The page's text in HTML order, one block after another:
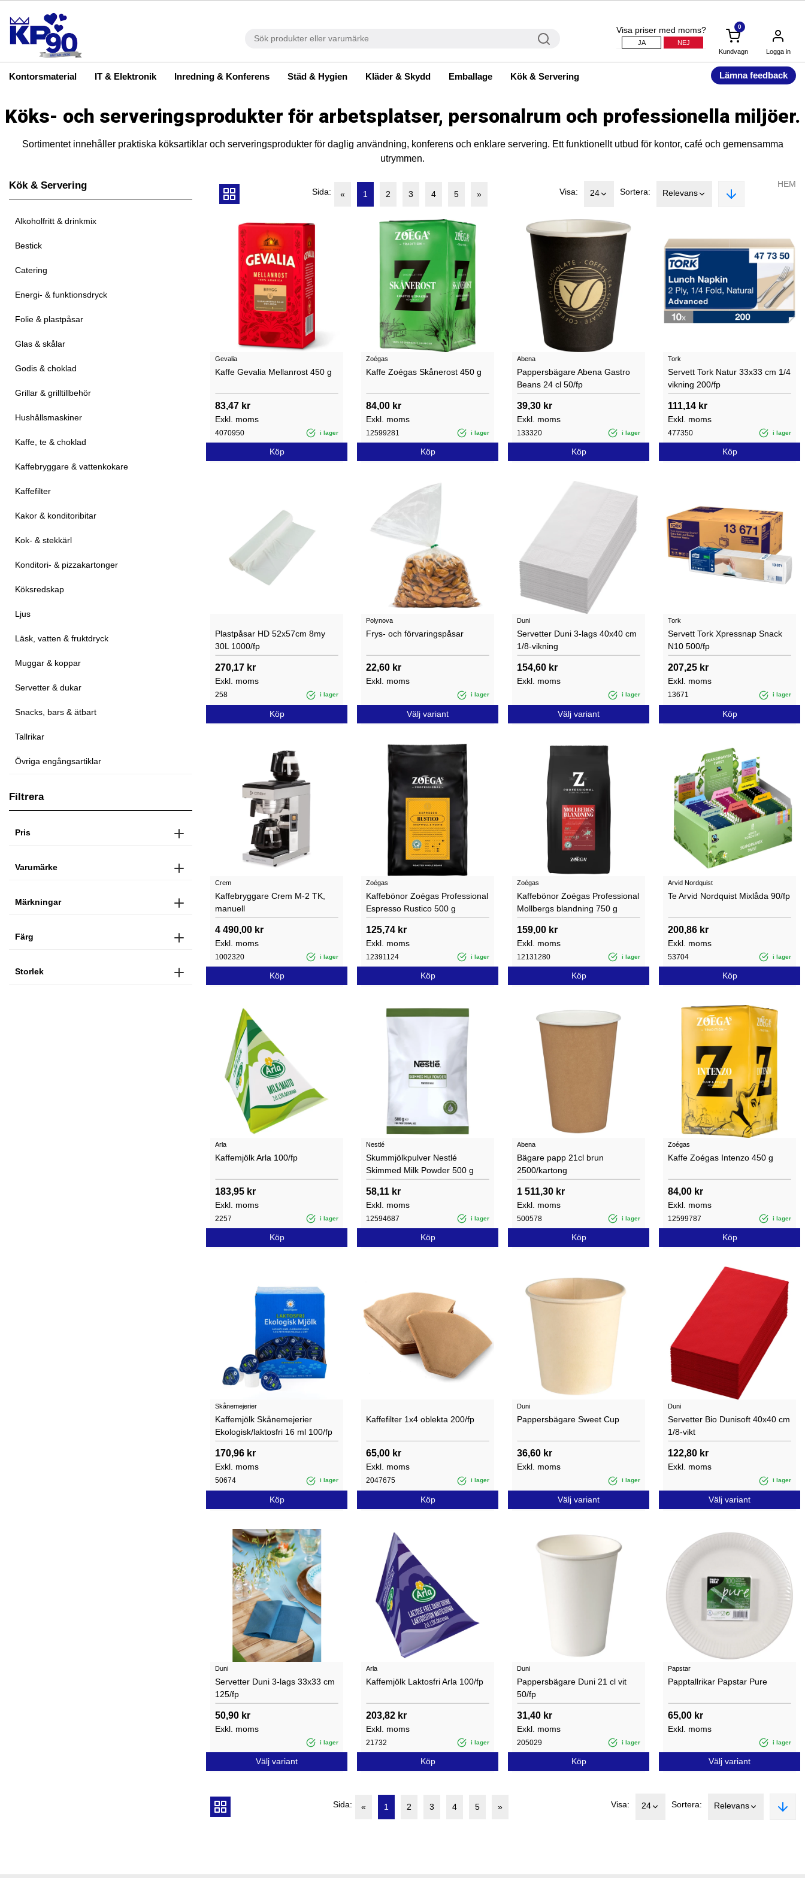
Visa priser med moms?
JA NEJ
0
Kundvagn Logga in
Kontorsmaterial IT & Elektronik Inredning & Konferens Städ & Hygien Kläder & Skydd Emballage Kök & Servering Lämna feedback
Köks- och serveringsprodukter för arbetsplatser, personalrum och professionella miljöer.
Sortimentet innehåller praktiska köksartiklar och serveringsprodukter för daglig användning, konferens och enklare servering. Ett funktionellt utbud för kontor, café och gemensamma
utrymmen.
Kök & Servering
Alkoholfritt & drinkmix
Bestick
Catering
Energi- & funktionsdryck
Folie & plastpåsar
Glas & skålar
Godis & choklad
Grillar & grilltillbehör
Hushållsmaskiner
Kaffe, te & choklad
Kaffebryggare & vattenkokare
Kaffefilter
Kakor & konditoribitar
Kok- & stekkärl
Konditori- & pizzakartonger
Köksredskap
Ljus
Läsk, vatten & fruktdryck
Muggar & koppar
Servetter & dukar
Snacks, bars & ätbart
Tallrikar
Övriga engångsartiklar
Filtrera
Pris
Varumärke
Märkningar
Färg
Storlek
HEM
Sida: « 1 2 3 4 5 » Visa: 24 Sortera: Relevans
Gevalia
Kaffe Gevalia Mellanrost 450 g
83,47 kr
Exkl. moms
4070950 i lager
Köp
Zoégas
Kaffe Zoégas Skånerost 450 g
84,00 kr
Exkl. moms
12599281 i lager
Köp
Abena
Pappersbägare Abena Gastro
Beans 24 cl 50/fp
39,30 kr
Exkl. moms
133320 i lager
Köp
Tork
Servett Tork Natur 33x33 cm 1/4
vikning 200/fp
111,14 kr
Exkl. moms
477350 i lager
Köp
Plastpåsar HD 52x57cm 8my
30L 1000/fp
270,17 kr
Exkl. moms
258 i lager
Köp
Polynova
Frys- och förvaringspåsar
22,60 kr
Exkl. moms
i lager
Välj variant
Duni
Servetter Duni 3-lags 40x40 cm
1/8-vikning
154,60 kr
Exkl. moms
i lager
Välj variant
Tork
Servett Tork Xpressnap Snack
N10 500/fp
207,25 kr
Exkl. moms
13671 i lager
Köp
Crem
Kaffebryggare Crem M-2 TK,
manuell
4 490,00 kr
Exkl. moms
1002320 i lager
Köp
Zoégas
Kaffebönor Zoégas Professional
Espresso Rustico 500 g
125,74 kr
Exkl. moms
12391124 i lager
Köp
Zoégas
Kaffebönor Zoégas Professional
Mollbergs blandning 750 g
159,00 kr
Exkl. moms
12131280 i lager
Köp
Arvid Nordquist
Te Arvid Nordquist Mixlåda 90/fp
200,86 kr
Exkl. moms
53704 i lager
Köp
Arla
Kaffemjölk Arla 100/fp
183,95 kr
Exkl. moms
2257 i lager
Köp
Nestlé
Skummjölkpulver Nestlé
Skimmed Milk Powder 500 g
58,11 kr
Exkl. moms
12594687 i lager
Köp
Abena
Bägare papp 21cl brun
2500/kartong
1 511,30 kr
Exkl. moms
500578 i lager
Köp
Zoégas
Kaffe Zoégas Intenzo 450 g
84,00 kr
Exkl. moms
12599787 i lager
Köp
Skånemejerier
Kaffemjölk Skånemejerier
Ekologisk/laktosfri 16 ml 100/fp
170,96 kr
Exkl. moms
50674 i lager
Köp
Kaffefilter 1x4 oblekta 200/fp
65,00 kr
Exkl. moms
2047675 i lager
Köp
Duni
Pappersbägare Sweet Cup
36,60 kr
Exkl. moms
i lager
Välj variant
Duni
Servetter Bio Dunisoft 40x40 cm
1/8-vikt
122,80 kr
Exkl. moms
i lager
Välj variant
Duni
Servetter Duni 3-lags 33x33 cm
125/fp
50,90 kr
Exkl. moms
i lager
Välj variant
Arla
Kaffemjölk Laktosfri Arla 100/fp
203,82 kr
Exkl. moms
21732 i lager
Köp
Duni
Pappersbägare Duni 21 cl vit
50/fp
31,40 kr
Exkl. moms
205029 i lager
Köp
Papstar
Papptallrikar Papstar Pure
65,00 kr
Exkl. moms
i lager
Välj variant
Sida: « 1 2 3 4 5 » Visa: 24 Sortera: Relevans